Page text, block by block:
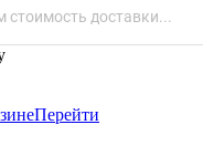
доставки...
Перейти